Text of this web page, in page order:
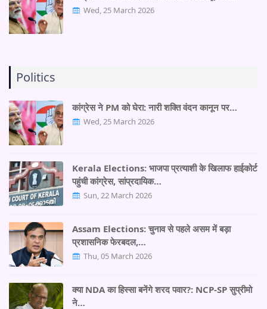
Wed, 25 March 2026
Politics
कांग्रेस ने PM को घेरा: नारी शक्ति वंदन कानून पर…
Wed, 25 March 2026
Kerala Elections: भाजपा प्रत्याशी के खिलाफ हाईकोर्ट
पहुंची कांग्रेस, सांप्रदायिक…
Sun, 22 March 2026
Assam Elections: चुनाव से पहले असम में बड़ा
प्रशासनिक फेरबदल,…
Thu, 05 March 2026
क्या NDA का हिस्सा बनेंगे शरद पवार?: NCP-SP सुप्रीमो
ने…